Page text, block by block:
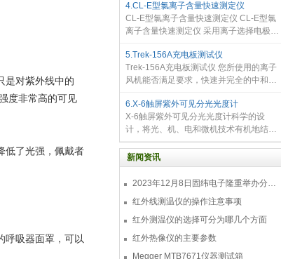
是对紫外线中的
度非常高的可见
低了光强，佩戴者
呼吸器面罩，可以
法(ISOSCOPE)和两用方法
(DUALSCOPE)，并采用了可更换探头的
设计，非常适用于对涂镀层进行
4.CL-E型氯离子含量快速测定仪
CL-E型氯离子含量快速测定仪 CL-E型氯
离子含量快速测定仪 采用离子选择电极法
合JGJ55-2011《普通混凝土配合比设计
规程》、JGJ206-2010《海砂混凝土应用
技
5.Trek-156A充电板测试仪
Trek-156A充电板测试仪 您所使用的离子
风机能否满足要求，快速并完全的中和静
评估安装在产线上的离子风机性能？ 您能
否高效的记录离子风机
6.X-6触屏紫外可见分光光度计
X-6触屏紫外可见分光光度计科学的设
计，将光、机、电和微机技术有机地结合
在仪器，提高了仪器的自动化测试水平，
单机功能丰富，光度测量、定量测量、动
力学测量、光谱扫描、多波长测试、DNA/
蛋白质测试均能在同一界面实现
新闻资讯
2023年12月8日固纬电子隆重举办分销商答谢会，展示重磅新产品！
红外线测温仪的操作注意事项
红外测温仪的选择可分为哪几个方面
红外热像仪的主要参数
Megger MTB7671仪器测试箱